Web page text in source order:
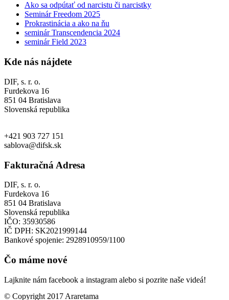
Ako sa odpútať od narcistu či narcistky
Seminár Freedom 2025
Prokrastinácia a ako na ňu
seminár Transcendencia 2024
seminár Field 2023
Kde nás nájdete
DIF, s. r. o.
Furdekova 16
851 04 Bratislava
Slovenská republika
+421 903 727 151
sablova@difsk.sk
Fakturačná Adresa
DIF, s. r. o.
Furdekova 16
851 04 Bratislava
Slovenská republika
IČO: 35930586
IČ DPH: SK2021999144
Bankové spojenie: 2928910959/1100
Čo máme nové
Lajknite nám facebook a instagram alebo si pozrite naše videá!
© Copyright 2017 Araretama